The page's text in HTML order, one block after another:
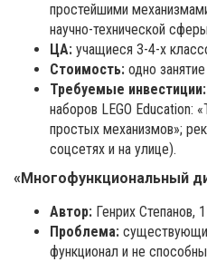
простейшими
научно-технической
ЦА: учащиеся 3-4-х
Стоимость: одно
Требуемые инвестиции:
наборов LEGO Education:
простых механизмов»;
соцсетях и на улице).
«Многофункциональный
Автор: Генрих Степанов,
Проблема:
функционал и не